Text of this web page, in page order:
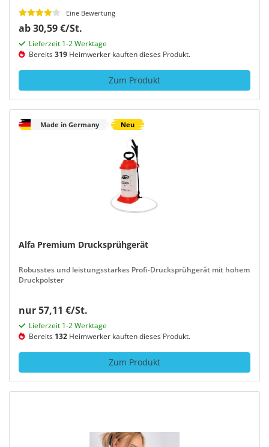
Eine Bewertung
ab 30,59 €/St.
Lieferzeit 1-2 Werktage
Bereits319 Heimwerker kauften dieses Produkt.
Zum Produkt
Made in Germany Neu
Alfa Premium Drucksprühgerät
Robusstes und leistungsstarkes Profi-Drucksprühgerät mit hohem
Druckpolster
nur 57,11 €/St.
Lieferzeit 1-2 Werktage
Bereits 132 Heimwerker kauften dieses Produkt.
Zum Produkt